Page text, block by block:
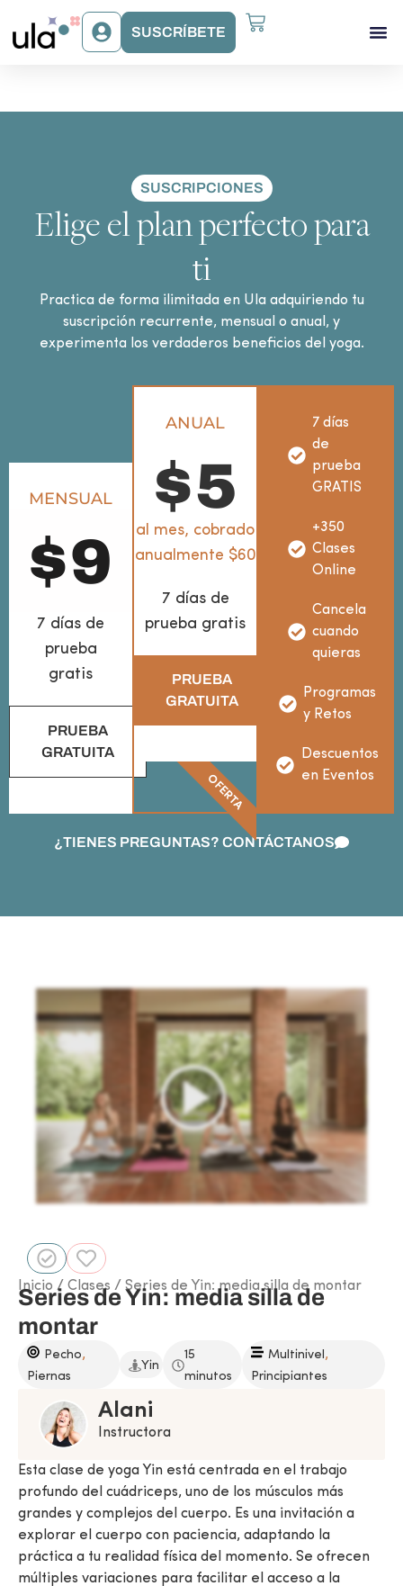
SUSCRÍBETE
SUSCRIPCIONES
Elige el plan perfecto para
ti
Practica de forma ilimitada en Ula adquiriendo tu
suscripción recurrente, mensual o anual, y
experimenta los verdaderos beneficios del yoga.
7 días
de
prueba
GRATIS
+350
Clases
Online
Cancela
cuando
quieras
Programas
y Retos
Descuentos
en Eventos
MENSUAL
$9
7 días de
prueba
gratis
PRUEBA
GRATUITA
ANUAL
$5
al mes, cobrado
anualmente $60
7 días de
prueba gratis
PRUEBA
GRATUITA
OFERTA
¿TIENES PREGUNTAS? CONTÁCTANOS
Inicio / Clases / Series de Yin: media silla de montar
Series de Yin: media silla de
montar
Pecho,
Piernas
Yin
15
minutos
Multinivel,
Principiantes
Alani
Instructora
Esta clase de yoga Yin está centrada en el trabajo
profundo del cuádriceps, uno de los músculos más
grandes y complejos del cuerpo. Es una invitación a
explorar el cuerpo con paciencia, adaptando la
práctica a tu realidad física del momento. Se ofrecen
múltiples variaciones para facilitar el acceso a la